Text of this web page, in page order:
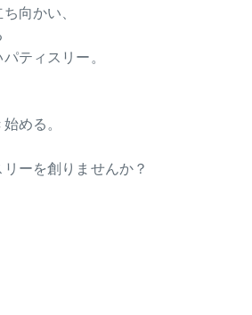
向かい、
ティスリー。
める。
ーを創りませんか？